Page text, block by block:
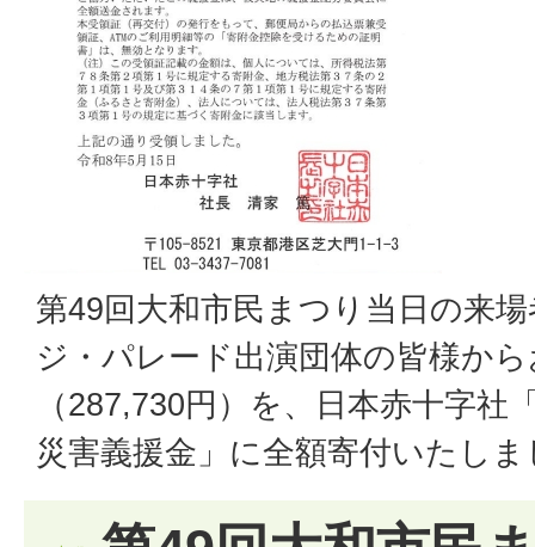
第49回大和市民まつり当日の来
ジ・パレード出演団体の皆様か
（287,730円）を、日本赤十字社
災害義援金」に全額寄付いたし